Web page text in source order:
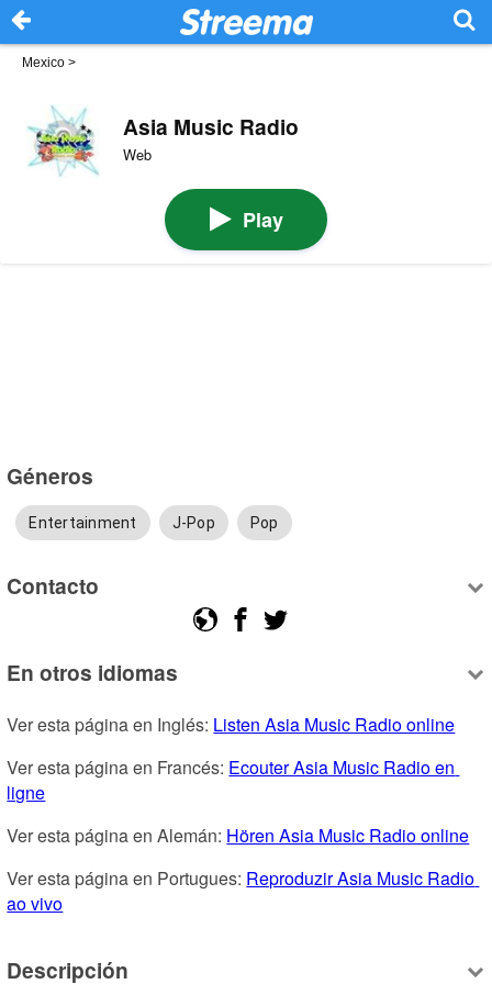
Mexico >
Asia Music Radio
Web
Play
Géneros
Entertainment J-Pop Pop
Contacto
En otros idiomas
Ver esta página en Inglés: Listen Asia Music Radio online
Ver esta página en Francés: Ecouter Asia Music Radio en
ligne
Ver esta página en Alemán: Hören Asia Music Radio online
Ver esta página en Portugues: Reproduzir Asia Music Radio
ao vivo
Descripción